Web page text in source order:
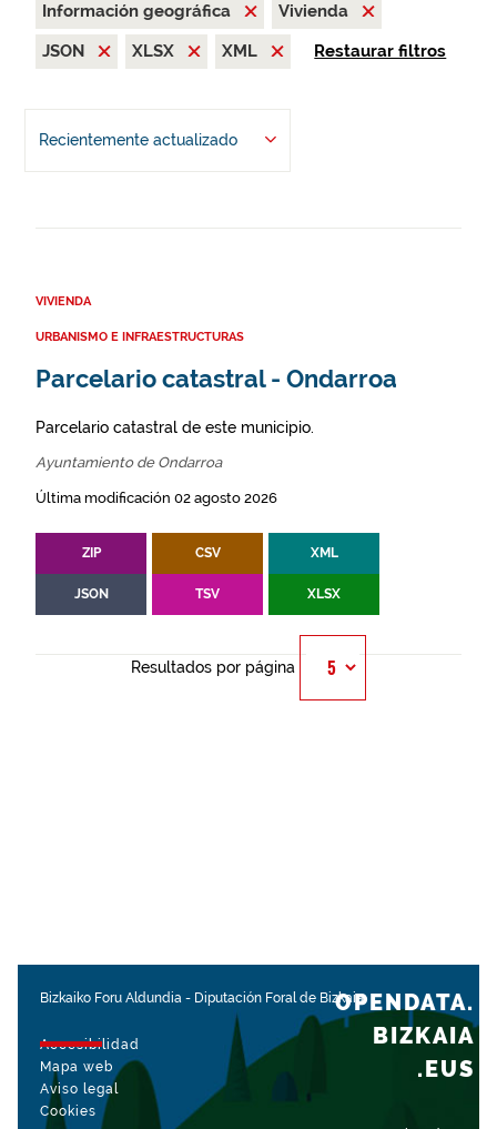
Información geográfica
Vivienda
JSON
XLSX XML Restaurar filtros
Recientemente actualizado
VIVIENDA
URBANISMO E INFRAESTRUCTURAS
Parcelario catastral - Ondarroa
Parcelario catastral de este municipio.
Ayuntamiento de Ondarroa
Última modificación 02 agosto 2026
ZIP CSV XML
JSON TSV XLSX
Resultados por página
Bizkaiko Foru Aldundia - Diputación Foral de Bizkaia
Accesibilidad
Mapa web
Aviso legal
Cookies
OPENDATA.
BIZKAIA
.EUS